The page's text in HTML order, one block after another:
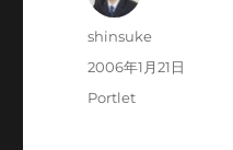
投
shinsuke
投
2006年1月21日
カ
Portlet